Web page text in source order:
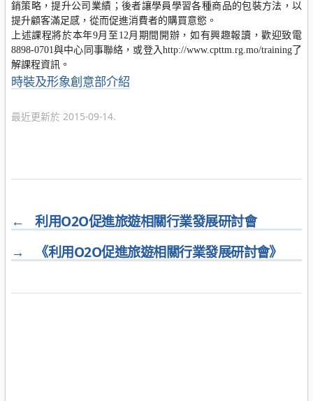
銷策略，提升公司業績；後者讓學員學習各種商品的包裝方法，以
提升顧客滿足感，從而促進消費者的購買意慾。
上述課程將於本年9月至12月期間開辦，如有興趣報讀，歡迎致電
8898-0701與中心同事聯絡，或登入http://www.cpttm.rg.mo/training了
解課程資訊。
分
時裝及形象創意部介紹
最近更新於 2015-09-14.
←
利用O2O促進旅遊相關行業發展研討會
→
《利用O2O促進旅遊相關行業發展研討會》